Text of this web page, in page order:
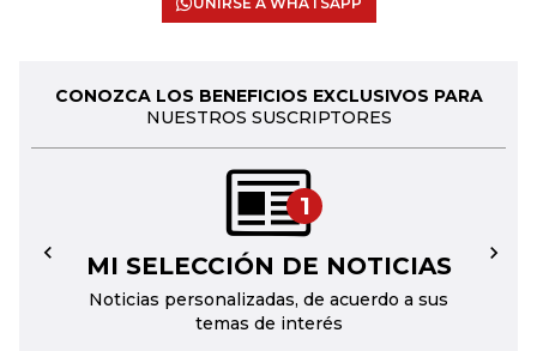
CONOZCA LOS BENEFICIOS EXCLUSIVOS PARA
NUESTROS SUSCRIPTORES
1
MI SELECCIÓN DE NOTICIAS
Noticias personalizadas, de acuerdo a sus
temas de interés
← →